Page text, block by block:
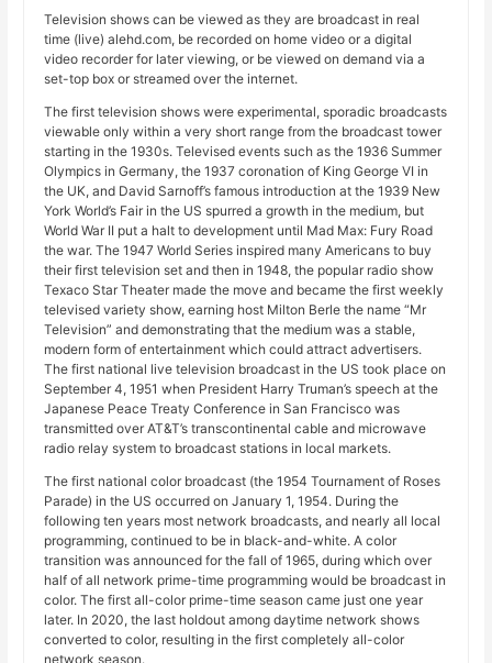
Television shows can be viewed as they are broadcast in real
time (live) alehd.com, be recorded on home video or a digital
video recorder for later viewing, or be viewed on demand via a
set-top box or streamed over the internet.
The first television shows were experimental, sporadic broadcasts
viewable only within a very short range from the broadcast tower
starting in the 1930s. Televised events such as the 1936 Summer
Olympics in Germany, the 1937 coronation of King George VI in
the UK, and David Sarnoff’s famous introduction at the 1939 New
York World’s Fair in the US spurred a growth in the medium, but
World War II put a halt to development until Mad Max: Fury Road
the war. The 1947 World Series inspired many Americans to buy
their first television set and then in 1948, the popular radio show
Texaco Star Theater made the move and became the first weekly
televised variety show, earning host Milton Berle the name “Mr
Television” and demonstrating that the medium was a stable,
modern form of entertainment which could attract advertisers.
The first national live television broadcast in the US took place on
September 4, 1951 when President Harry Truman’s speech at the
Japanese Peace Treaty Conference in San Francisco was
transmitted over AT&T’s transcontinental cable and microwave
radio relay system to broadcast stations in local markets.
The first national color broadcast (the 1954 Tournament of Roses
Parade) in the US occurred on January 1, 1954. During the
following ten years most network broadcasts, and nearly all local
programming, continued to be in black-and-white. A color
transition was announced for the fall of 1965, during which over
half of all network prime-time programming would be broadcast in
color. The first all-color prime-time season came just one year
later. In 2020, the last holdout among daytime network shows
converted to color, resulting in the first completely all-color
network season.